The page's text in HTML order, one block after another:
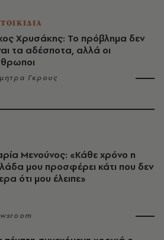
Χρυσάκης: Το πρόβλημα δεν
τα αδέσποτα, αλλά οι
Γκρους
Μενούνος: «Κάθε χρόνο η
μου προσφέρει κάτι που δεν
ότι μου έλειπε»